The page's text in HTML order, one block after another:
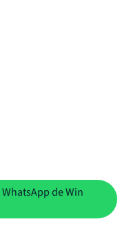
de Win